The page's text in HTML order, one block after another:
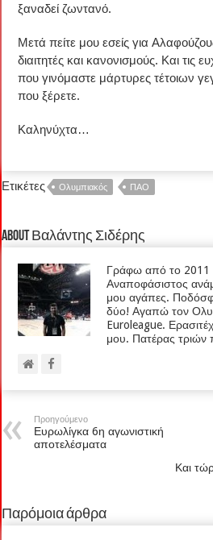
ξαναδεί ζωντανό.
Μετά πείτε μου εσείς για
διαιτητές και κανονισμούς. Και τις
που γινόμαστε μάρτυρες τέτοιων
που ξέρετε.
Καληνύχτα…
Ετικέτες Ολυμπιακός ΠΑΟ
About Βαλάντης Σιδέρης
Γράφω από το 2011
Αναποφάσιστος
μου αγάπες.
δύο! Αγαπώ τον
Euroleague.
μου. Πατέρας τριών
Προηγούμενο
Ευρωλίγκα 6η αγωνιστική
αποτελέσματα
Και
Παρόμοια άρθρα